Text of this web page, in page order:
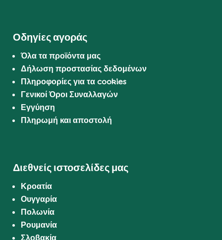
Οδηγίες αγοράς
Όλα τα προϊόντα μας
Δήλωση προστασίας δεδομένων
Πληροφορίες για τα cookies
Γενικοί Όροι Συναλλαγών
Εγγύηση
Πληρωμή και αποστολή
Διεθνείς ιστοσελίδες μας
Κροατία
Ουγγαρία
Πολωνία
Ρουμανία